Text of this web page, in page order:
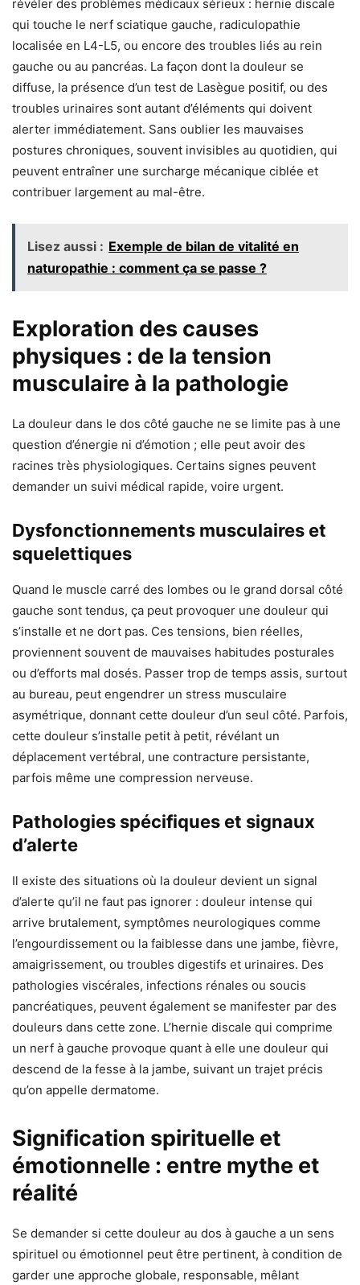
révéler des problèmes médicaux sérieux : hernie discale
qui touche le nerf sciatique gauche, radiculopathie
localisée en L4-L5, ou encore des troubles liés au rein
gauche ou au pancréas. La façon dont la douleur se
diffuse, la présence d’un test de Lasègue positif, ou des
troubles urinaires sont autant d’éléments qui doivent
alerter immédiatement. Sans oublier les mauvaises
postures chroniques, souvent invisibles au quotidien, qui
peuvent entraîner une surcharge mécanique ciblée et
contribuer largement au mal-être.
Lisez aussi : Exemple de bilan de vitalité en
naturopathie : comment ça se passe ?
Exploration des causes
physiques : de la tension
musculaire à la pathologie
La douleur dans le dos côté gauche ne se limite pas à une
question d’énergie ni d’émotion ; elle peut avoir des
racines très physiologiques. Certains signes peuvent
demander un suivi médical rapide, voire urgent.
Dysfonctionnements musculaires et
squelettiques
Quand le muscle carré des lombes ou le grand dorsal côté
gauche sont tendus, ça peut provoquer une douleur qui
s’installe et ne dort pas. Ces tensions, bien réelles,
proviennent souvent de mauvaises habitudes posturales
ou d’efforts mal dosés. Passer trop de temps assis, surtout
au bureau, peut engendrer un stress musculaire
asymétrique, donnant cette douleur d’un seul côté. Parfois,
cette douleur s’installe petit à petit, révélant un
déplacement vertébral, une contracture persistante,
parfois même une compression nerveuse.
Pathologies spécifiques et signaux
d’alerte
Il existe des situations où la douleur devient un signal
d’alerte qu’il ne faut pas ignorer : douleur intense qui
arrive brutalement, symptômes neurologiques comme
l’engourdissement ou la faiblesse dans une jambe, fièvre,
amaigrissement, ou troubles digestifs et urinaires. Des
pathologies viscérales, infections rénales ou soucis
pancréatiques, peuvent également se manifester par des
douleurs dans cette zone. L’hernie discale qui comprime
un nerf à gauche provoque quant à elle une douleur qui
descend de la fesse à la jambe, suivant un trajet précis
qu’on appelle dermatome.
Signification spirituelle et
émotionnelle : entre mythe et
réalité
Se demander si cette douleur au dos à gauche a un sens
spirituel ou émotionnel peut être pertinent, à condition de
garder une approche globale, responsable, mêlant